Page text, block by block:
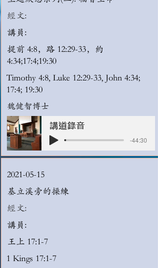
經文:
講員:
提前 4:8，路 12:29-33，約
4:34;17:4;19:30
Timothy 4:8, Luke 12:29-33, John 4:34;
17:4; 19:30
魏健智博士
講道錄音
-44:30
2021-05-15
基立溪旁的操練
經文:
講員:
王上 17:1-7
1 Kings 17:1-7